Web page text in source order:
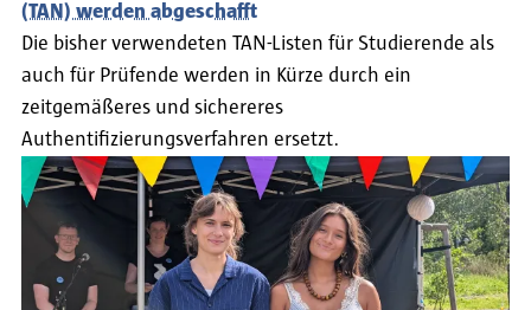
(TAN) werden abgeschafft
Die bisher verwendeten TAN-Listen für Studierende als
auch für Prüfende werden in Kürze durch ein
zeitgemäßeres und sichereres
Authentifizierungsverfahren ersetzt.